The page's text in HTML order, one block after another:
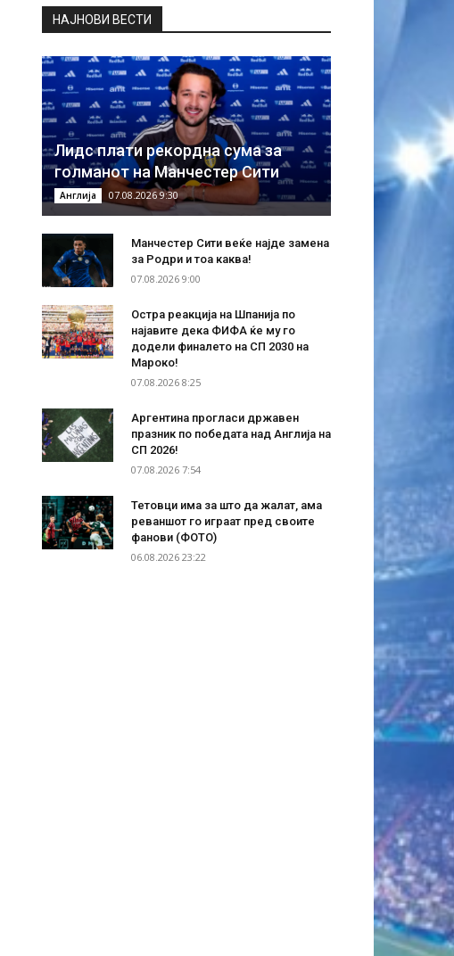
НAЈНОВИ ВЕСТИ
Лидс плати рекордна сума за
голманот на Манчестер Сити
Англија 07.08.2026 9:30
Манчестер Сити веќе најде замена
за Родри и тоа каква!
07.08.2026 9:00
Остра реакција на Шпанија по
најавите дека ФИФА ќе му го
додели финалето на СП 2030 на
Мароко!
07.08.2026 8:25
Аргентина прогласи државен
празник по победата над Англија на
СП 2026!
07.08.2026 7:54
Тетовци има за што да жалат, ама
реваншот го играат пред своите
фанови (ФОТО)
06.08.2026 23:22